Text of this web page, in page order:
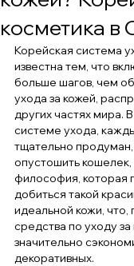
косметика в
Корейская система
известна тем, что
больше шагов, чем
ухода за кожей,
других частях мира.
системе ухода,
тщательно
опустошить
философия, которая
добиться такой
идеальной кожи, что,
средства по уходу за
значительно
декоративных.